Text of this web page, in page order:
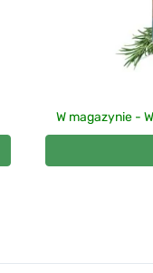
W magazynie -